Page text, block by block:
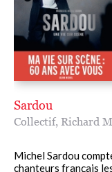
Sardou
Collectif, Richard
Michel Sardou
chanteurs français